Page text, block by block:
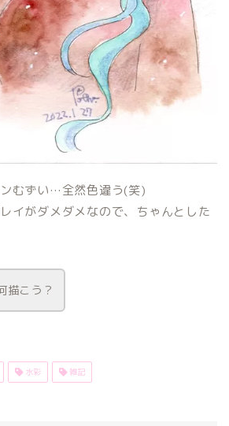
むずい…全然色違う(笑)
イがダメダメなので、ちゃんとした
描こう？
水彩 雑記